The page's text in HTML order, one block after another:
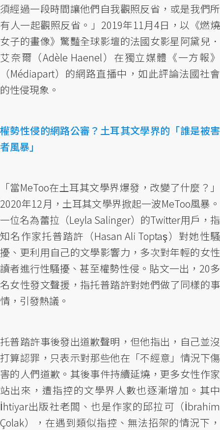
須經過一段時間讓他們自我觀照反省，或是我們所
有人一起觀照反省。」2019年11月4日，以《燃燒
女子的畫像》驚豔全球影壇的法國女影星阿黛兒．
艾奈爾（Adèle Haenel）在獨立媒體《一方報》
（Médiapart）的網路直播中，如此評論法國社會
的性侵現象。
權勢性侵的網路公審？土耳其文學界的「誰是被害
者風暴」
「當MeToo在土耳其文學界爆發，改變了什麼？」
2020年12月，土耳其文學界掀起一波MeToo風暴。
一位名為蕾拉（Leyla Salinger）的Twitter用戶，指
知名作家托普踏許（Hasan Ali Toptaş）對她性騷
擾、更利用自己的文學影響力，多次對年輕的女性
讀者進行性騷擾、甚至權勢性侵。貼文一出，20多
名女性發文聲援，指托普踏許對她們做了同樣的事
情，引發熱議。
托普踏許事後發出道歉聲明，但他指出，自己並沒
打算認罪，只表示對那些他在「不經意」情況下傷
害的人們道歉。其後事件持續延燒，更多女性作家
站出來，遭指控的文學界人數也逐漸增加。其中
İhtiyar出版社老闆、也是作家的邱拉可（İbrahim
Çolak），在遇到類似指控、無法招架的情況下，